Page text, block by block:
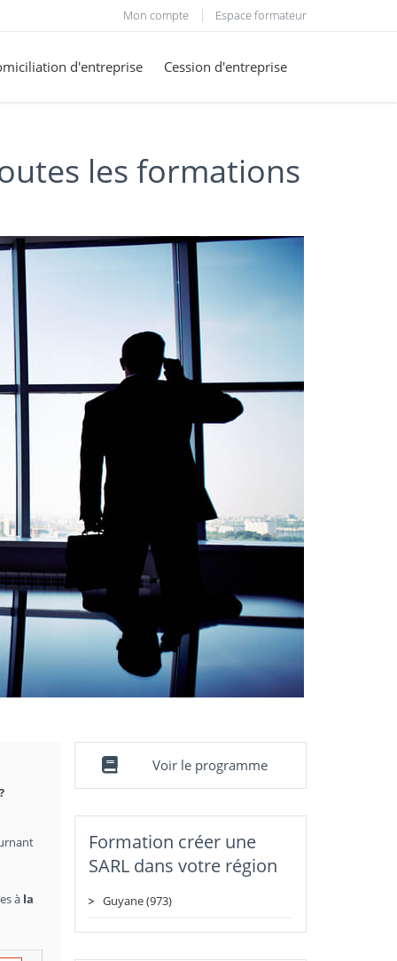
Mon compte Espace formateur
d'entreprise Cession d'entreprise
les formations
à la
Voir le programme
Formation créer une
SARL dans votre région
Guyane (973)